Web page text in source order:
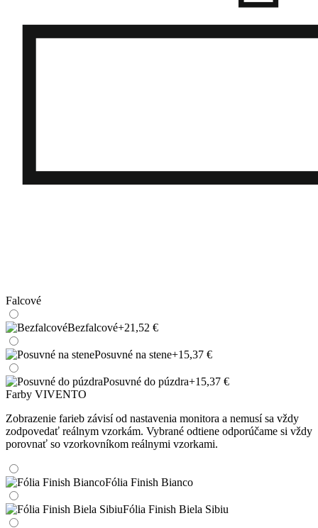
Falcové
Bezfalcové+21,52 €
Posuvné na stene+15,37 €
Posuvné do púzdra+15,37 €
Farby VIVENTO
Zobrazenie farieb závisí od nastavenia monitora a nemusí sa vždy
zodpovedať reálnym vzorkám. Vybrané odtiene odporúčame si vždy
porovnať so vzorkovníkom reálnymi vzorkami.
Fólia Finish Bianco
Fólia Finish Biela Sibiu